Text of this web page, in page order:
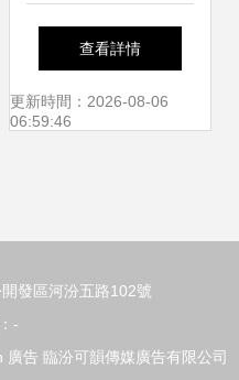
婚戀廣告投放市場
洞察與策略分析
查看詳情
更新時間：2026-08-06
06:59:46
發區河汾五路102號
-
廣告 臨汾可韻傳媒廣告有限公司